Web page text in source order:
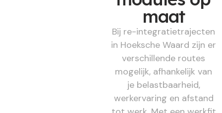
maat
Bij re-integratietrajecten
in Hoeksche Waard zijn er
verschillende routes
mogelijk, afhankelijk van
je belastbaarheid,
werkervaring en afstand